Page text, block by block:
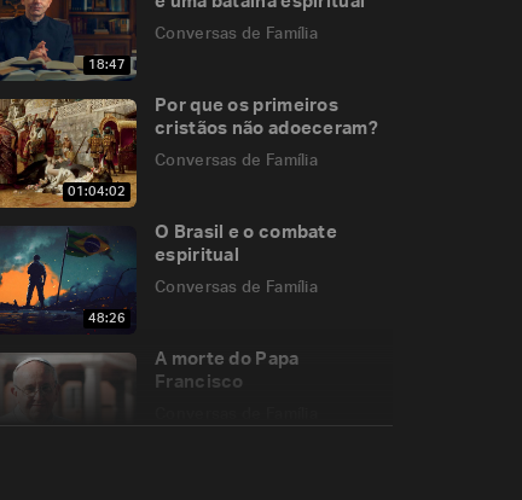
18:47
Conversas de Família
01:04:02
Por que os primeiros
cristãos não adoeceram?
Conversas de Família
48:26
O Brasil e o combate
espiritual
Conversas de Família
A morte do Papa
Francisco